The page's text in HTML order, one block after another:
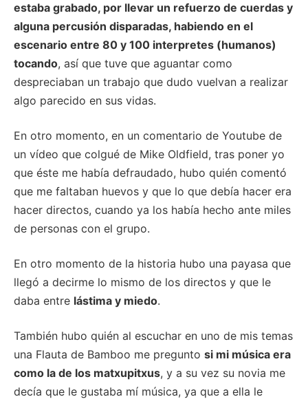
estaba grabado, por llevar un refuerzo de cuerdas y
alguna percusión disparadas, habiendo en el
escenario entre 80 y 100 interpretes (humanos)
tocando, así que tuve que aguantar como
despreciaban un trabajo que dudo vuelvan a realizar
algo parecido en sus vidas.
En otro momento, en un comentario de Youtube de
un vídeo que colgué de Mike Oldfield, tras poner yo
que éste me había defraudado, hubo quién comentó
que me faltaban huevos y que lo que debía hacer era
hacer directos, cuando ya los había hecho ante miles
de personas con el grupo.
En otro momento de la historia hubo una payasa que
llegó a decirme lo mismo de los directos y que le
daba entre lástima y miedo.
También hubo quién al escuchar en uno de mis temas
una Flauta de Bamboo me pregunto si mi música era
como la de los matxupitxus, y a su vez su novia me
decía que le gustaba mí música, ya que a ella le